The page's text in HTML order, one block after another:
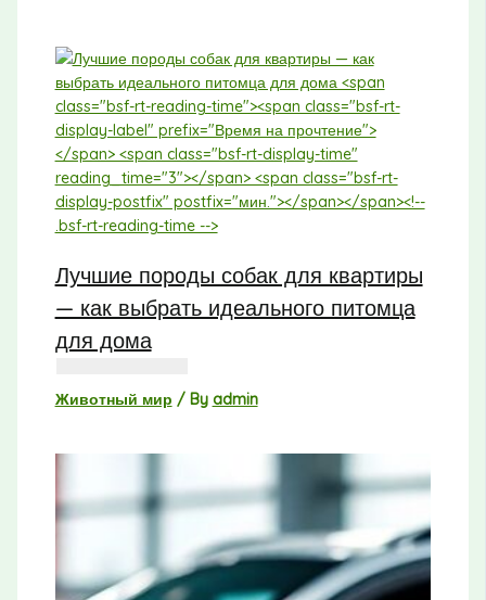
Лучшие породы собак для квартиры
— как выбрать идеального питомца
для дома
Животный мир / By admin